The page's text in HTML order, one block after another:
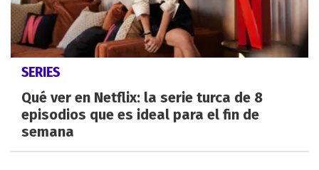
SERIES
Qué ver en Netflix: la serie turca de 8
episodios que es ideal para el fin de
semana